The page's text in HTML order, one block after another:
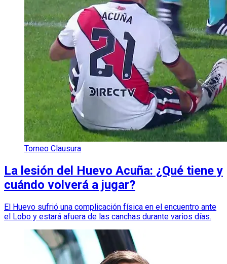
Torneo Clausura
La lesión del Huevo Acuña: ¿Qué tiene y
cuándo volverá a jugar?
El Huevo sufrió una complicación física en el encuentro ante
el Lobo y estará afuera de las canchas durante varios días.